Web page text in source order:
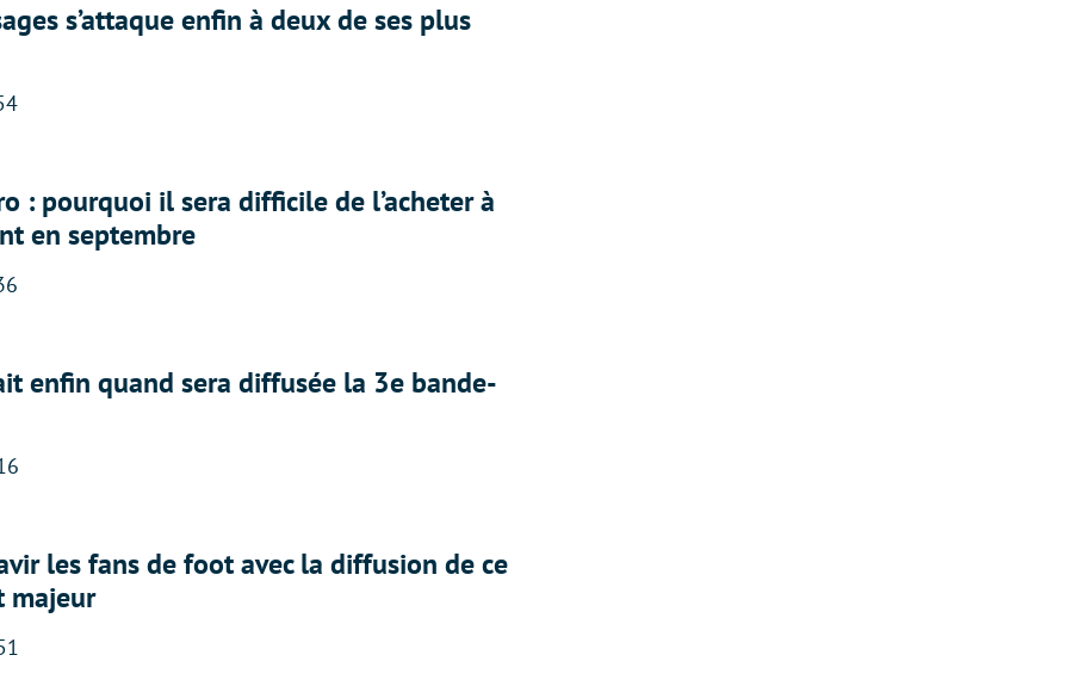
s’attaque enfin à deux de ses plus
: pourquoi il sera difficile de l’acheter à
en septembre
enfin quand sera diffusée la 3e bande-
les fans de foot avec la diffusion de ce
majeur